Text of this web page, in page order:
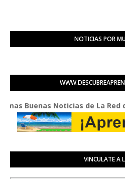
NOTICIAS POR
Noticias de La Red de
VINCULATE A